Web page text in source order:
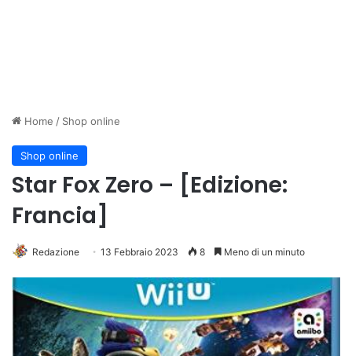
Home / Shop online
Shop online
Star Fox Zero – [Edizione:
Francia]
Redazione 13 Febbraio 2023 8 Meno di un minuto